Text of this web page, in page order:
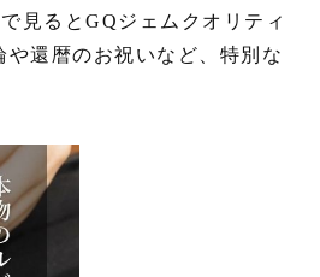
見るとGQジェムクオリティ
還暦のお祝いなど、特別な